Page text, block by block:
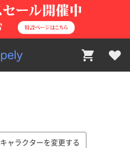
キャラクターを変更する